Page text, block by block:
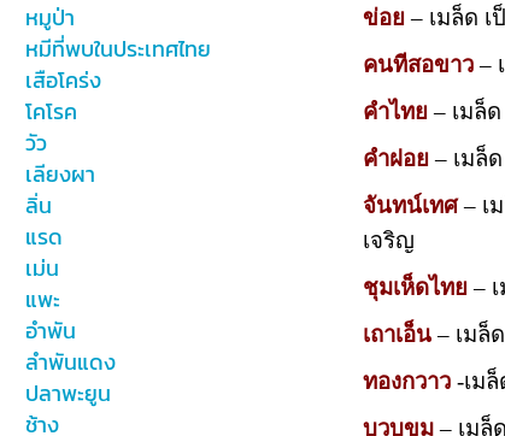
หมูป่า
หมีที่พบในประเทศไทย
เสือโคร่ง
โคโรค
วัว
เลียงผา
ลิ่น
แรด
เม่น
แพะ
อำพัน
ลำพันแดง
ปลาพะยูน
ช้าง
ข่อย – เมล็ด
คนทีสอขาว–
คำไทย – เมล็
คำฝอย – เมล็
จันทน์เทศ– เ
เจริญ
ชุมเห็ดไทย –
เถาเอ็น– เมล็
ทองกวาว -เม
บวบขม– เมล็